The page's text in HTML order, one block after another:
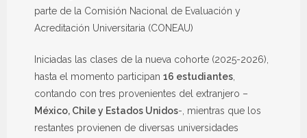
parte de la Comisión Nacional de Evaluación y
Acreditación Universitaria (CONEAU)
Iniciadas las clases de la nueva cohorte (2025-2026),
hasta el momento participan 16 estudiantes
contando con tres provenientes del extranjero –
México, Chile y Estados Unidos-, mientras que los
restantes provienen de diversas universidades